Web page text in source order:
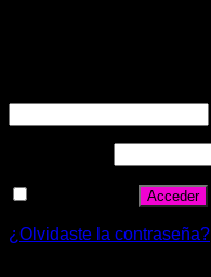
Acceder
¿Olvidaste la contraseña?